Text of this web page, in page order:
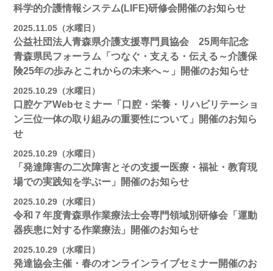
科学的介護情報システム(LIFE)研修会開催のお知らせ
2025.11.05（水曜日）
公益社団法人青森県介護支援専門員協会 25周年記念
青森県民フォーラム「つなぐ・支える・伝える～介護保
険25年の歩みとこれからの未来へ～」開催のお知らせ
2025.10.29（水曜日）
口腔ケアWebセミナー「口腔・栄養・リハビリテーショ
ン三位一体の取り組みの重要性について」開催のお知ら
せ
2025.10.29（水曜日）
「発達障害の二次障害とその支援ー医療・福祉・教育現
場での実践知を学ぶー」開催のお知らせ
2025.10.29（水曜日）
令和７年度青森県作業療法士会専門領域別研修会「運動
器疾患に対する作業療法」開催のお知らせ
2025.10.29（水曜日）
発達協会主催・春のオンラインライブセミナー開催のお